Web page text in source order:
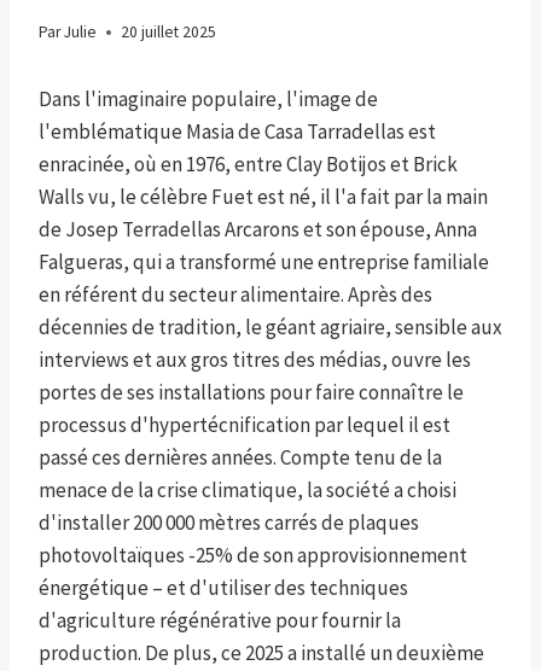
ParJulie 20 juillet 2025
Dans l'imaginaire populaire, l'image de
l'emblématique Masia de Casa Tarradellas est
enracinée, où en 1976, entre Clay Botijos et Brick
Walls vu, le célèbre Fuet est né, il l'a fait par la main
de Josep Terradellas Arcarons et son épouse, Anna
Falgueras, qui a transformé une entreprise familiale
en référent du secteur alimentaire. Après des
décennies de tradition, le géant agriaire, sensible aux
interviews et aux gros titres des médias, ouvre les
portes de ses installations pour faire connaître le
processus d'hypertécnification par lequel il est
passé ces dernières années. Compte tenu de la
menace de la crise climatique, la société a choisi
d'installer 200 000 mètres carrés de plaques
photovoltaïques -25% de son approvisionnement
énergétique – et d'utiliser des techniques
d'agriculture régénérative pour fournir la
production. De plus, ce 2025 a installé un deuxième